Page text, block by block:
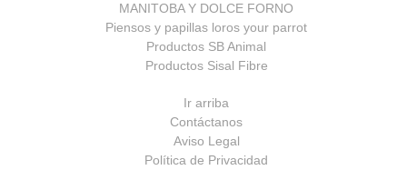
MANITOBA Y DOLCE FORNO
Piensos y papillas loros your parrot
Productos SB Animal
Productos Sisal Fibre
Ir arriba
Contáctanos
Aviso Legal
Política de Privacidad